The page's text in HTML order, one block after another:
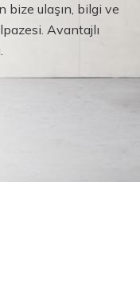
bize ulaşın, bilgi ve
Avantajlı